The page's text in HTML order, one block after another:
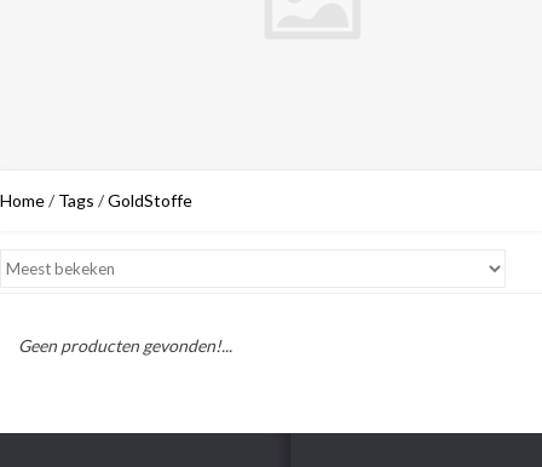
Home/ Tags /GoldStoffe
Geen producten gevonden!...